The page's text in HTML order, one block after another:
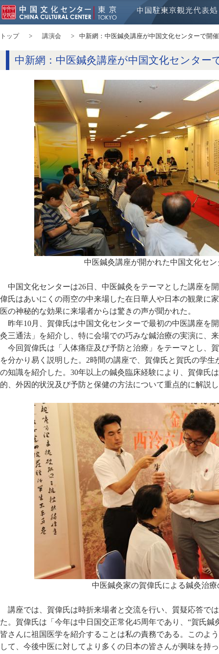
トップ 講演会 中新網：中医鍼灸講座が中国文化センターで開催
中新網：中医鍼灸講座が中国文化センター
中医鍼灸講座が開かれた中国文化セ
中国文化センターは26日、中医鍼灸をテーマとした講座を
偉氏はあいにくの雨空の中来場した在日華人や日本の観衆に
医の神秘的な効果に来場者からは驚きの声が聞かれた。
昨年10月、賀偉氏は中国文化センターで最初の中医講座を
灸三通法」を紹介し、特に会場での巧みな鍼治療の実演に、
今回賀偉氏は「人体痛症及び予防と治療」をテーマとし、
を分かり易く説明した。2時間の講座で、賀偉氏と賀氏の学
の知識を紹介した。30年以上の鍼灸臨床経験により、賀偉氏
的、外因的状況及び予防と保健の方法について重点的に解説
中医鍼灸家の賀偉氏による鍼灸治療
講座では、賀偉氏は時折来場者と交流を行い、質疑応答で
た。賀偉氏は「今年は中日国交正常化45周年であり、“賀氏鍼
皆さんに祖国医学を紹介することは私の責務である。このよ
して、今後中医に対してより多くの日本の皆さんが興味を持